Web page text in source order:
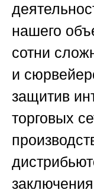
нашего
сотни
и
защитив
торговых
заключения